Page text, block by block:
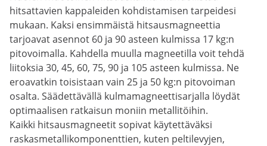
hitsattavien kappaleiden kohdistamisen tarpeidesi
mukaan. Kaksi ensimmäistä hitsausmagneettia
tarjoavat asennot 60 ja 90 asteen kulmissa 17 kg:n
pitovoimalla. Kahdella muulla magneetilla voit tehdä
liitoksia 30, 45, 60, 75, 90 ja 105 asteen kulmissa. Ne
eroavatkin toisistaan vain 25 ja 50 kg:n pitovoiman
osalta. Säädettävällä kulmamagneettisarjalla löydät
optimaalisen ratkaisun moniin metallitöihin.
Kaikki hitsausmagneetit sopivat käytettäväksi
raskasmetallikomponenttien, kuten peltilevyjen,